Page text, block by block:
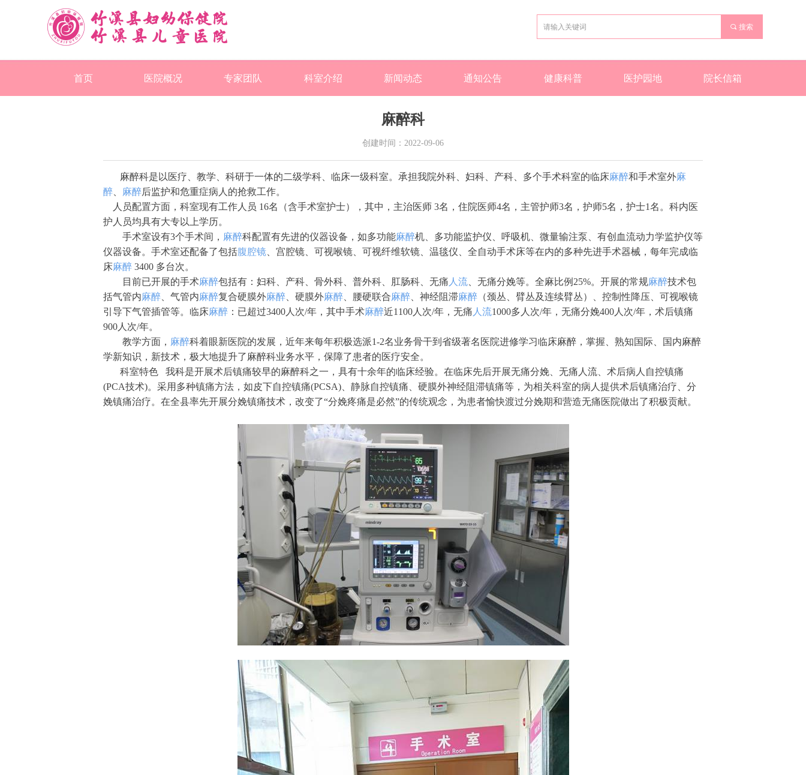
끠 搜索
首页 医院概况 专家团队 科室介绍 新闻动态 通知公告 健康科普 医护园地 院长信箱
麻醉科
麻醉科是以医疗、教学、科研于一体的二级学科、临床一级科室。承担我院外科、妇科、产科、多个手术科室的临床麻醉和手术室外麻
醉
麻醉后监护和危重症病人的抢救工作。
人员配置方面，科室现有工作人员 16名（含手术室护士），其中，主治医师 3名，住院医师4名，主管护师3名，护师5名，护士1名。科内医
护人员均具有大专以上学历。
手术室设有3个手术间， 麻醉科配置有先进的仪器设备，如多功能麻醉机、多功能监护仪、呼吸机、微量输注泵、有创血流动力学监护仪等
仪器设备。手术室还配备了包括腹腔镜 、宫腔镜、可视喉镜、可视纤维软镜、温毯仪、全自动手术床等在内的多种先进手术器械，每年完成临
床麻醉 3400 多台次。
目前已开展的手术麻醉包括有：妇科、产科、骨外科、普外科、肛肠科、无痛 人流 、无痛分娩等。全麻比例25%。开展的常规麻醉技术包
括气管内麻醉 、气管内麻醉复合硬膜外麻醉 、硬膜外麻醉 、腰硬联合麻醉 、神经阻滞麻醉 （颈丛、臂丛及连续臂丛）、控制性降压、可视喉镜
引导下气管插管等。临床麻醉 ：已超过3400人次/年，其中手术麻醉近1100人次/年，无痛 人流1000多人次/年，无痛分娩400人次/年，术后镇痛
900人次/年。
教学方面， 麻醉科着眼新医院的发展，近年来每年积极选派1-2名业务骨干到省级著名医院进修学习临床麻醉，掌握、熟知国际、国内麻醉
学新知识，新技术，极大地提升了麻醉科业务水平，保障了患者的医疗安全。
科室特色 我科是开展术后镇痛较早的麻醉科之一，具有十余年的临床经验。在临床先后开展无痛分娩、无痛人流、术后病人自控镇痛
(PCA技术)。采用多种镇痛方法，如皮下自控镇痛(PCSA)、静脉自控镇痛、硬膜外神经阻滞镇痛等，为相关科室的病人提供术后镇痛治疗、分
娩镇痛治疗。在全县率先开展分娩镇痛技术，改变了“分娩疼痛是必然”的传统观念，为患者愉快渡过分娩期和营造无痛医院做出了积极贡献。
创建时间： 2022-09-06